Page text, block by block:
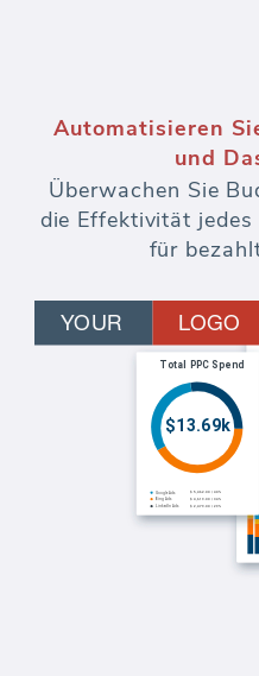
Automatisieren
und
Überwachen Sie
die Effektivität jedes
für